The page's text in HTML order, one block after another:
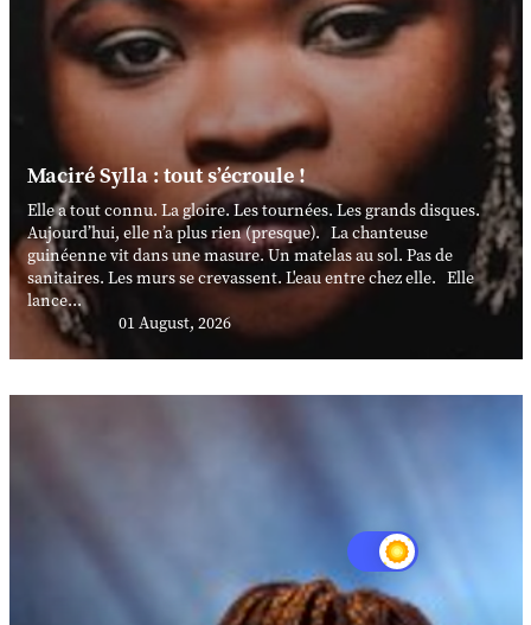
Maciré Sylla : tout s’écroule !
Elle a tout connu. La gloire. Les tournées. Les grands disques.
Aujourd’hui, elle n’a plus rien (presque). La chanteuse
guinéenne vit dans une masure. Un matelas au sol. Pas de
sanitaires. Les murs se crevassent. L'eau entre chez elle. Elle
lance...
01 August, 2026